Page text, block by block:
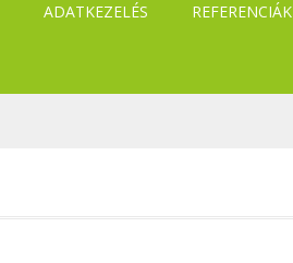
ADATKEZELÉS REFERENCIÁK